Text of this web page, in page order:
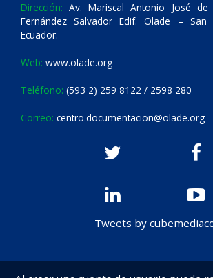
Dirección: Av. Mariscal Antonio José
Fernández Salvador Edif. Olade –
Ecuador.
Web: www.olade.org
Teléfono: (593 2) 259 8122 / 2598 280
Correo: centro.documentacion@olade.org
Tweets by